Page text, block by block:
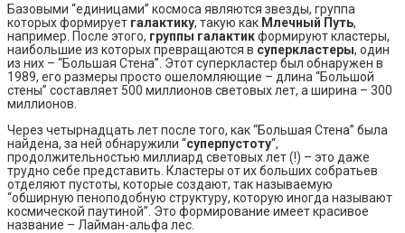
Базовыми “единицами” космоса являются звезды, группа
которых формирует галактику, такую как Млечный Путь,
например. После этого, группы галактикформируют кластеры,
наибольшие из которых превращаются в суперкластеры, один
из них – “Большая Стена”. Этот суперкластер был обнаружен в
1989, его размеры просто ошеломляющие – длина “Большой
стены” составляет 500 миллионов световых лет, а ширина – 300
миллионов.
Через четырнадцать лет после того, как “Большая Стена” была
найдена, за ней обнаружили “суперпустоту“,
продолжительностью миллиард световых лет (!) – это даже
трудно себе представить. Кластеры от их больших собратьев
отделяют пустоты, которые создают, так называемую
“обширную пеноподобную структуру, которую иногда называют
космической паутиной”. Это формирование имеет красивое
название – Лайман-альфа лес.